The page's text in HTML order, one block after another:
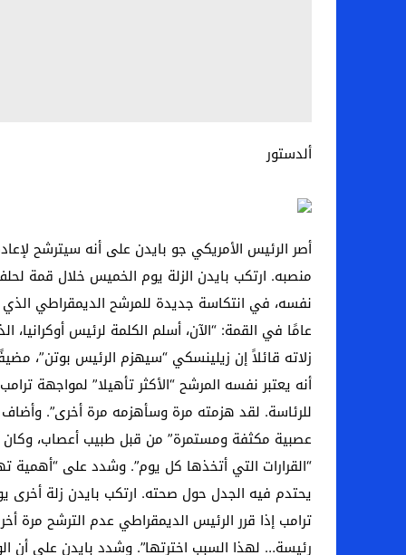
ألدستور
أصر الرئيس الأمريكي جو بايدن على أنه سيترشح
منصبه. ارتكب بايدن الزلة يوم الخميس خلال قمة
عامًا في القمة: “الآن، أسلم الكلمة لرئيس
زلاته قائلاً إن زيلينسكي “سيهزم الرئيس بوتن”،
أنه يعتبر نفسه المرشح “الأكثر تأهيلا” لمواجهة
للرئاسة. لقد هزمته مرة وسأهزمه مرة أخرى”. وأضاف
عصبية مكثفة ومستمرة” من قبل طبيب أعصاب، وكان
“القرارات التي أتخذها كل يوم”. وشدد على
يحتدم فيه الجدل حول صحته. ارتكب بايدن زلة
ترامب إذا قرر الرئيس الديمقراطي عدم الترشح مرة
رئيسة… لهذا السبب اخترتها”. وشدد بايدن على أن